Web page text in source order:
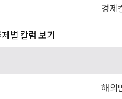
경제
별 칼럼 보기
해외